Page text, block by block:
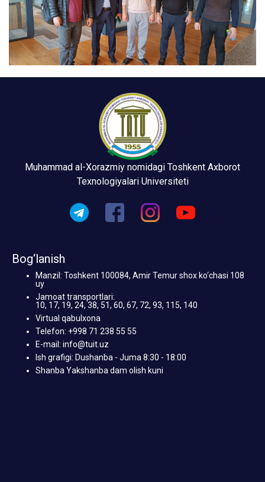
Muhammad al-Xorazmiy nomidagi Toshkent Axborot
Texnologiyalari Universiteti
Bog‘lanish
Manzil: Toshkent 100084, Amir Temur shox ko‘chasi 108
uy
Jamoat transportlari:
10, 17, 19, 24, 38, 51, 60, 67, 72, 93, 115, 140
Virtual qabulxona
Telefon: +998 71 238 55 55
E-mail: info@tuit.uz
Ish grafigi: Dushanba - Juma 8:30 - 18:00
Shanba Yakshanba dam olish kuni